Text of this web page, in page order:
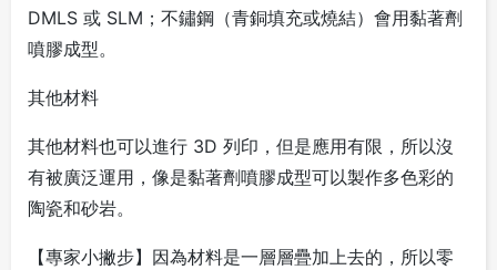
DMLS 或 SLM；不鏽鋼（青銅填充或燒結）會用黏著劑
噴膠成型。
其他材料
其他材料也可以進行 3D 列印，但是應用有限，所以沒
有被廣泛運用，像是黏著劑噴膠成型可以製作多色彩的
陶瓷和砂岩。
【專家小撇步】因為材料是一層層疊加上去的，所以零